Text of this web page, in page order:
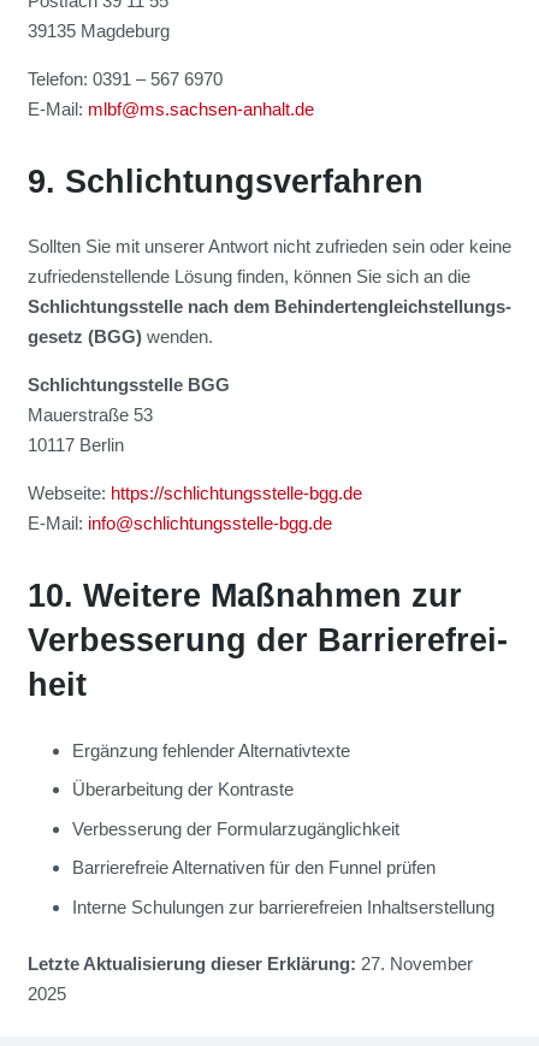
39135 Mag­de­burg
Tele­fon: 0391 – 567 6970
E‑Mail: mlbf@ms.sachsen-anhalt.de
9. Schlich­tungs­ver­fah­ren
Soll­ten Sie mit unse­rer Ant­wort nicht zufrie­den sein oder kei­ne
zufrie­den­stel­len­de Lösung fin­den, kön­nen Sie sich an die
Schlich­tungs­stel­le nach dem Behin­der­ten­gleich­stel­lungs­
ge­setz (BGG)wen­den.
Schlich­tungs­stel­le BGG
Mau­er­stra­ße 53
10117 Ber­lin
Web­sei­te: https://schlichtungsstelle-bgg.de
E‑Mail: info@schlichtungsstelle-bgg.de
10. Wei­te­re Maß­nah­men zur
Ver­bes­se­rung der Bar­rie­re­frei­
heit
Ergän­zung feh­len­der Alter­na­tiv­tex­te
Über­ar­bei­tung der Kon­tras­te
Ver­bes­se­rung der For­mu­lar­zu­gäng­lich­keit
Bar­rie­re­freie Alter­na­ti­ven für den Fun­nel prü­fen
Inter­ne Schu­lun­gen zur bar­rie­re­frei­en Inhalts­er­stel­lung
Letz­te Aktua­li­sie­rung die­ser Erklä­rung: 27. Novem­ber
2025